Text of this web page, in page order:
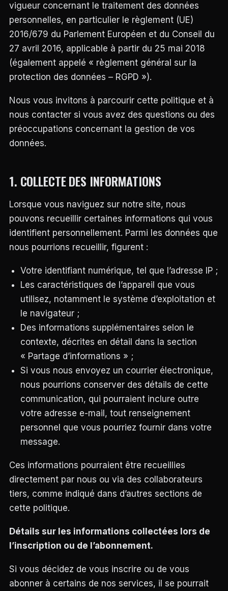
DE
NOUVEAUTÉS
ET
DES
DOSSIERS
SUR
L’INNOVATION
DANS
LA
AUTO/MOTO.
L’ACCENT
EST
SUR
L’EXPLORATION
DES
ET
L’ESTHÉTIQUE
POUR
PASSIONNÉS
ET
PROFESSIONNELS.
vigueur concernant le traitement des données
personnelles, en particulier le règlement (UE)
2016/679 du Parlement Européen et du Conseil du
27 avril 2016, applicable à partir du 25 mai 2018
(également appelé « règlement général sur la
protection des données – RGPD »).
Nous vous invitons à parcourir cette politique et à
nous contacter si vous avez des questions ou des
préoccupations concernant la gestion de vos
données.
1. COLLECTE DES INFORMATIONS
Lorsque vous naviguez sur notre site, nous
pouvons recueillir certaines informations qui vous
identifient personnellement. Parmi les données que
nous pourrions recueillir, figurent :
Votre identifiant numérique, tel que l’adresse IP ;
Les caractéristiques de l’appareil que vous
utilisez, notamment le système d’exploitation et
le navigateur ;
Des informations supplémentaires selon le
contexte, décrites en détail dans la section
« Partage d’informations » ;
Si vous nous envoyez un courrier électronique,
nous pourrions conserver des détails de cette
communication, qui pourraient inclure outre
votre adresse e-mail, tout renseignement
personnel que vous pourriez fournir dans votre
message.
Ces informations pourraient être recueillies
directement par nous ou via des collaborateurs
tiers, comme indiqué dans d’autres sections de
cette politique.
Détails sur les informations collectées lors de
l’inscription ou de l’abonnement.
Si vous décidez de vous inscrire ou de vous
abonner à certains de nos services, il se pourrait